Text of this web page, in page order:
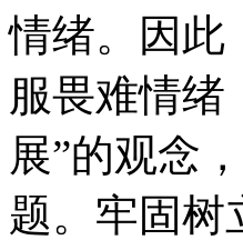
情绪。因此
服畏难情绪
展”的观念
题。牢固树